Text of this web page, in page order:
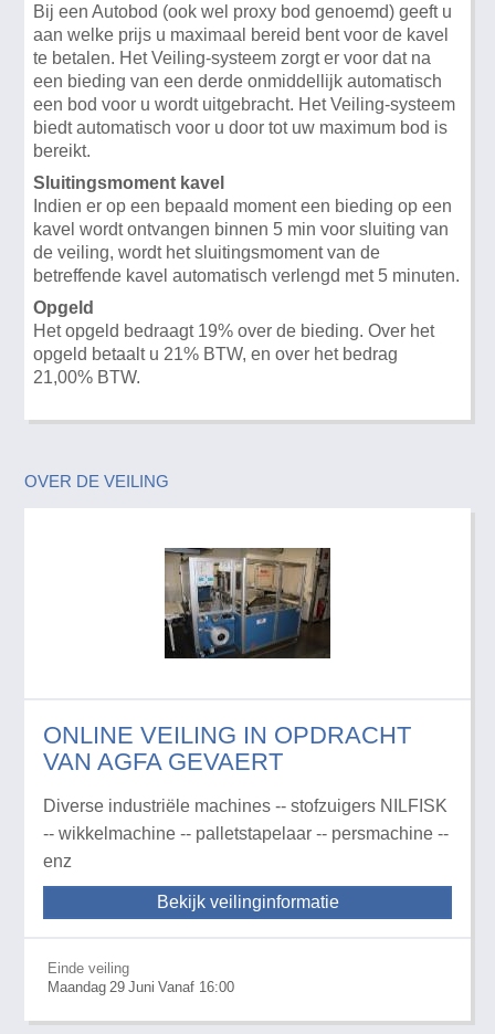
Bij een Autobod (ook wel proxy bod genoemd) geeft u
aan welke prijs u maximaal bereid bent voor de kavel
te betalen. Het Veiling-systeem zorgt er voor dat na
een bieding van een derde onmiddellijk automatisch
een bod voor u wordt uitgebracht. Het Veiling-systeem
biedt automatisch voor u door tot uw maximum bod is
bereikt.
Sluitingsmoment kavel
Indien er op een bepaald moment een bieding op een
kavel wordt ontvangen binnen 5 min voor sluiting van
de veiling, wordt het sluitingsmoment van de
betreffende kavel automatisch verlengd met 5 minuten.
Opgeld
Het opgeld bedraagt 19% over de bieding. Over het
opgeld betaalt u 21% BTW, en over het bedrag
21,00% BTW.
OVER DE VEILING
ONLINE VEILING IN OPDRACHT
VAN AGFA GEVAERT
Diverse industriële machines -- stofzuigers NILFISK
-- wikkelmachine -- palletstapelaar -- persmachine --
enz
Bekijk veilinginformatie
Einde veiling
Maandag 29 Juni Vanaf 16:00